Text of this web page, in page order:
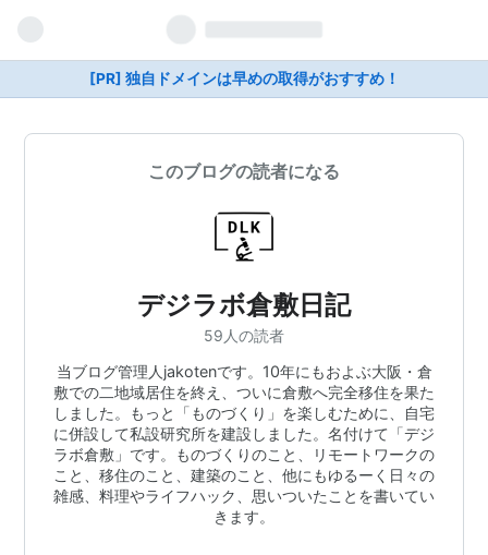
[PR] 独自ドメインは早めの取得がおすすめ！
このブログの読者になる
デジラボ倉敷日記
59人の読者
当ブログ管理人jakotenです。10年にもおよぶ大阪・倉
敷での二地域居住を終え、ついに倉敷へ完全移住を果た
しました。もっと「ものづくり」を楽しむために、自宅
に併設して私設研究所を建設しました。名付けて「デジ
ラボ倉敷」です。ものづくりのこと、リモートワークの
こと、移住のこと、建築のこと、他にもゆるーく日々の
雑感、料理やライフハック、思いついたことを書いてい
きます。